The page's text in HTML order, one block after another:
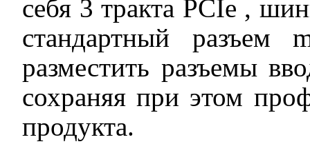
себя 3 тракта PCIe ,
стандартный разъем
разместить разъемы
сохраняя при этом
продукта.